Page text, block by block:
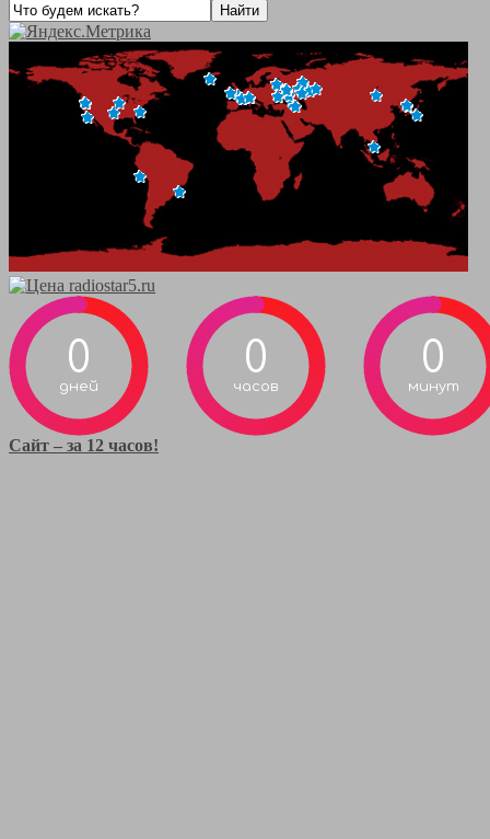
0
дней
0
часов
0
минут
Сайт – за 12 часов!